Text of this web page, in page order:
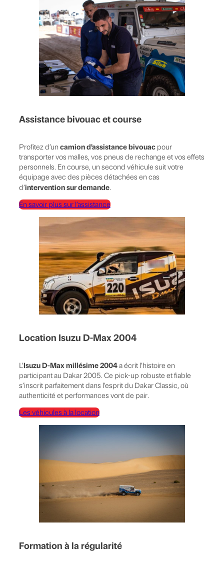
Assistance bivouac et course
Profitez d’un camion d’assistance bivouac pour
transporter vos malles, vos pneus de rechange et vos effets
personnels. En course, un second véhicule suit votre
équipage avec des pièces détachées en cas
d’intervention sur demande.
En savoir plus sur l’assistance
Location Isuzu D-Max 2004
L’Isuzu D-Max millésime 2004a écrit l’histoire en
participant au Dakar 2005. Ce pick-up robuste et fiable
s’inscrit parfaitement dans l’esprit du Dakar Classic, où
authenticité et performances vont de pair.
Les véhicules à la location
Formation à la régularité